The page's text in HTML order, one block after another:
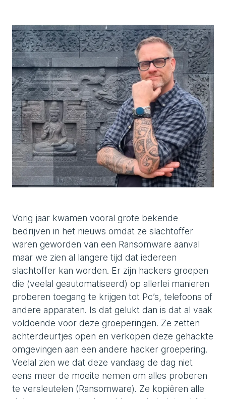
Vorig jaar kwamen vooral grote bekende
bedrijven in het nieuws omdat ze slachtoffer
waren geworden van een Ransomware aanval
maar we zien al langere tijd dat iedereen
slachtoffer kan worden. Er zijn hackers groepen
die (veelal geautomatiseerd) op allerlei manieren
proberen toegang te krijgen tot Pc’s, telefoons of
andere apparaten. Is dat gelukt dan is dat al vaak
voldoende voor deze groeperingen. Ze zetten
achterdeurtjes open en verkopen deze gehackte
omgevingen aan een andere hacker groepering.
Veelal zien we dat deze vandaag de dag niet
eens meer de moeite nemen om alles proberen
te versleutelen (Ransomware). Ze kopiëren alle